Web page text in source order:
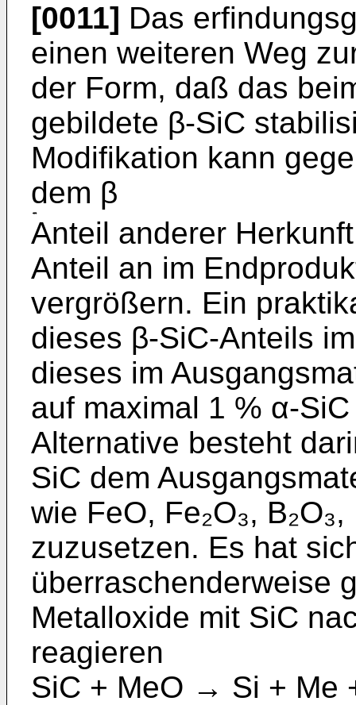
[0011] Das
einen weiteren Weg
der Form, daß das
gebildete β-SiC
Modifikation kann
dem β
­Anteil anderer
Anteil an im
vergrößern. Ein
dieses β-SiC-Anteils
dieses im
auf maximal 1 % α-
Alternative besteht
SiC dem
wie FeO, Fe₂O₃,
zuzusetzen. Es hat
überraschenderweise
Metalloxide mit SiC
reagieren
SiC + MeO → Si + Me